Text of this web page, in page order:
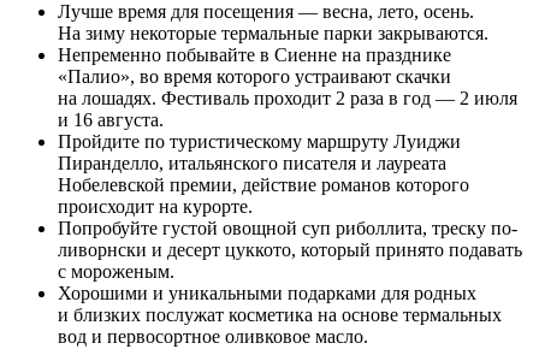
Лучше время для посещения — весна, лето, осень.
На зиму некоторые термальные парки закрываются.
Непременно побывайте в Сиенне на празднике
«Палио», во время которого устраивают скачки
на лошадях. Фестиваль проходит 2 раза в год — 2 июля
и 16 августа.
Пройдите по туристическому маршруту Луиджи
Пиранделло, итальянского писателя и лауреата
Нобелевской премии, действие романов которого
происходит на курорте.
Попробуйте густой овощной суп риболлита, треску по-
ливорнски и десерт цуккото, который принято подавать
с мороженым.
Хорошими и уникальными подарками для родных
и близких послужат косметика на основе термальных
вод и первосортное оливковое масло.